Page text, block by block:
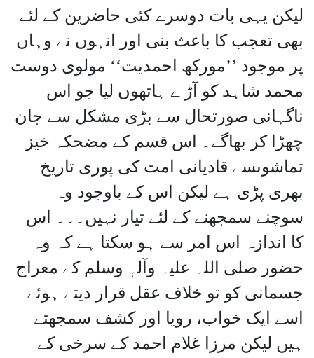
لیکن یہی بات دوسرے کئی حاضرین کے لئے
بھی تعجب کا باعث بنی اور انہوں نے وہاں
پر موجود ’’مورکھ احمدیت‘‘ مولوی دوست
محمد شاہد کو آڑ ے ہاتھوں لیا جو اس
ناگہانی صورتحال سے بڑی مشکل سے جان
چھڑا کر بھاگے۔ اس قسم کے مضحکہ خیز
تماشوںسے قادیانی امت کی پوری تاریخ
بھری پڑی ہے لیکن اس کے باوجود وہ
سوچنے سمجھنے کے لئے تیار نہیں۔۔۔ اس
کا اندازہ اس امر سے ہو سکتا ہے کہ وہ
حضور صلی اللہ علیہ وآلہٖ وسلم کے معراج
جسمانی کو تو خلاف عقل قرار دیتے ہوئے
اسے ایک خواب، رویا اور کشف سمجھتے
ہیں لیکن مرزا غلام احمد کے سرخی کے